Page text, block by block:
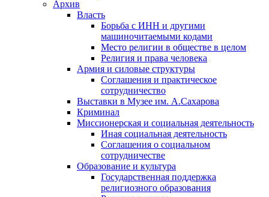
Архив
Власть
Борьба с ИНН и другими
машиночитаемыми кодами
Место религии в обществе в целом
Религия и права человека
Армия и силовые структуры
Соглашения и практическое
сотрудничество
Выставки в Музее им. А.Сахарова
Криминал
Миссионерская и социальная деятельность
Иная социальная деятельность
Соглашения о социальном
сотрудничестве
Образование и культура
Государственная поддержка
религиозного образования